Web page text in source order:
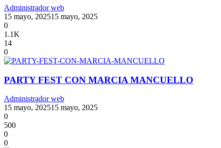
Administrador web
15 mayo, 202515 mayo, 2025
0
1.1K
14
0
PARTY FEST CON MARCIA MANCUELLO
Administrador web
15 mayo, 202515 mayo, 2025
0
500
0
0